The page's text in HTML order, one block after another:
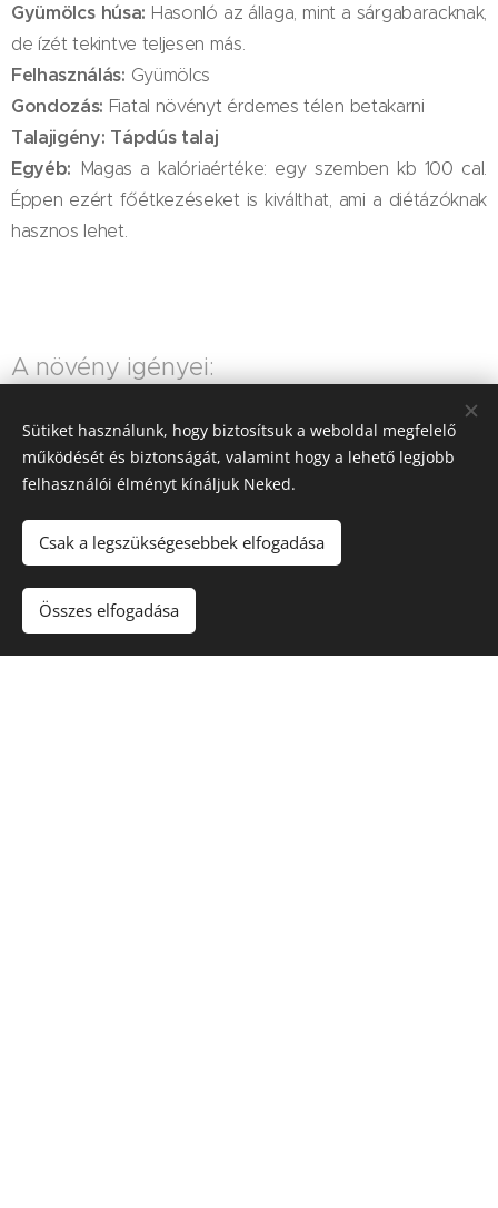
Gyümölcs húsa: Hasonló az állaga, mint a sárgabaracknak,
de ízét tekintve teljesen más.
Felhasználás: Gyümölcs
Gondozás: Fiatal növényt érdemes télen betakarni
Talajigény: Tápdús talaj
Egyéb: Magas a kalóriaértéke: egy szemben kb 100 cal.
Éppen ezért főétkezéseket is kiválthat, ami a diétázóknak
hasznos lehet.
A növény igényei:
Víz
A növény aktuális elérhetőségéről érdeklődj
Sütiket használunk, hogy biztosítsuk a weboldal megfelelő
működését és biztonságát, valamint hogy a lehető legjobb
felhasználói élményt kínáljuk Neked.
Csak a legszükségesebbek elfogadása
Összes elfogadása